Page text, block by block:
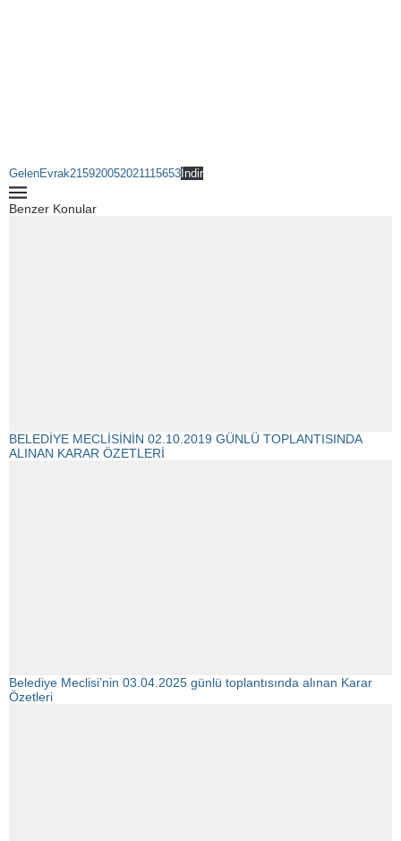
GelenEvrak215920052021115653 İndir
Benzer Konular
BELEDİYE MECLİSİNİN 02.10.2019 GÜNLÜ TOPLANTISINDA
ALINAN KARAR ÖZETLERİ
Belediye Meclisi’nin 03.04.2025 günlü toplantısında alınan Karar
Özetleri